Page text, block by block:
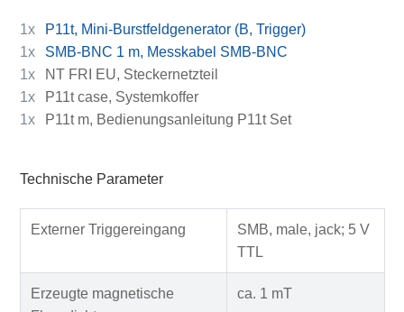
1x
P11t, Mini-Burstfeldgenerator (B, Trigger)
1x
SMB-BNC 1 m, Messkabel SMB-BNC
1x
NT FRI EU, Steckernetzteil
1x
P11t case, Systemkoffer
1x
P11t m, Bedienungsanleitung P11t Set
Technische Parameter
Externer Triggereingang
SMB, male, jack; 5 V
TTL
Erzeugte magnetische
ca. 1 mT